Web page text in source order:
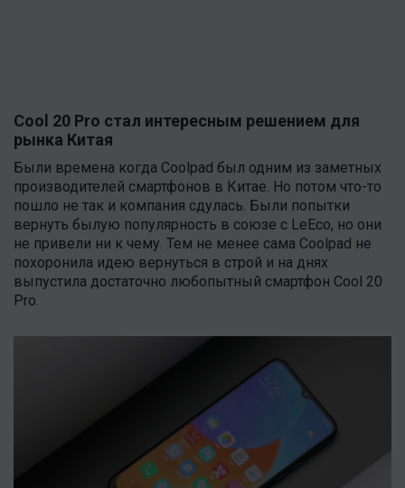
Cool 20 Pro стал интересным решением для
рынка Китая
Были времена когда Coolpad был одним из заметных
производителей смартфонов в Китае. Но потом что-то
пошло не так и компания сдулась. Были попытки
вернуть былую популярность в союзе с LeEco, но они
не привели ни к чему. Тем не менее сама Coolpad не
похоронила идею вернуться в строй и на днях
выпустила достаточно любопытный смартфон Cool 20
Pro.